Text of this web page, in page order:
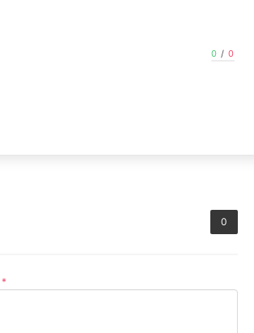
0 / 0
0
*